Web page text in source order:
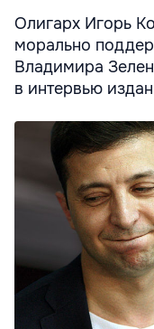
Олигарх Игорь
морально
Владимира
в интервью